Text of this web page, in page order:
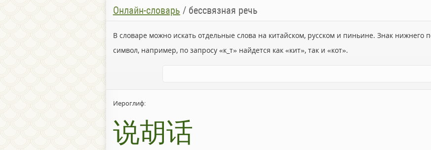
Онлайн-словарь / бессвязная речь
В словаре можно искать отдельные слова на китайском, русском и пиньине. Знак нижнего
символ, например, по запросу «к_т» найдется как «кит», так и «кот».
Иероглиф:
说胡话